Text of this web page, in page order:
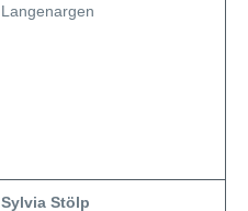
Langenargen
Sylvia Stölp